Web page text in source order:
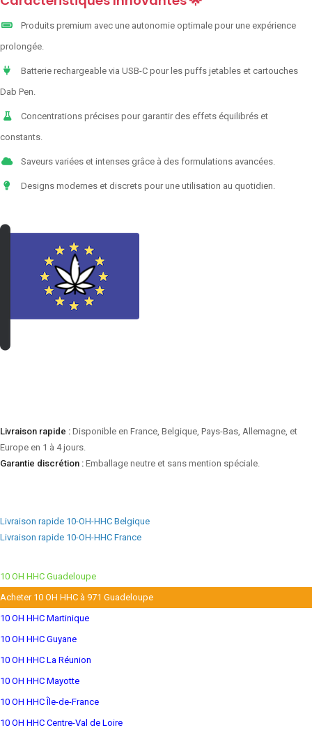
Produits premium avec une autonomie optimale pour une expérience
prolongée.
Batterie rechargeable via USB-C pour les puffs jetables et cartouches
Dab Pen.
Concentrations précises pour garantir des effets équilibrés et
constants.
Saveurs variées et intenses grâce à des formulations avancées.
Designs modernes et discrets pour une utilisation au quotidien.
Livraison rapide : Disponible en France, Belgique, Pays-Bas, Allemagne, et
Europe en 1 à 4 jours.
Garantie discrétion : Emballage neutre et sans mention spéciale.
Livraison rapide 10-OH-HHC Belgique
Livraison rapide 10-OH-HHC France
10 OH HHC Guadeloupe
Acheter 10 OH HHC à 971 Guadeloupe
10 OH HHC Martinique
10 OH HHC Guyane
10 OH HHC La Réunion
10 OH HHC Mayotte
10 OH HHC Île-de-France
10 OH HHC Centre-Val de Loire